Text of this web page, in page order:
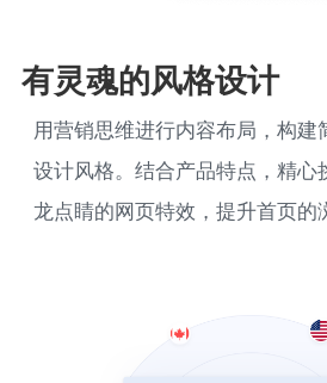
有灵魂的风格设计
用营销思维进行内容布局，构建
设计风格。结合产品特点，精心
龙点睛的网页特效，提升首页的